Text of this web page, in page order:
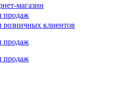
магазин
продаж
розничных клиентов
продаж
продаж